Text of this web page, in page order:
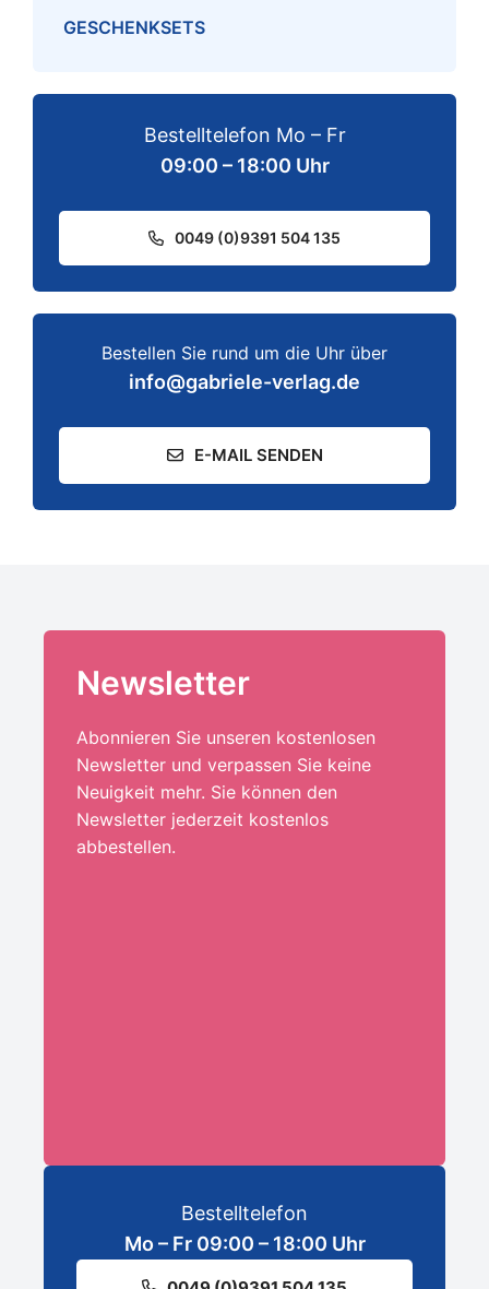
GESCHENKSETS
Bestelltelefon Mo – Fr
09:00 – 18:00 Uhr
0049 (0)9391 504 135
Bestellen Sie rund um die Uhr über
info@gabriele-verlag.de
E-MAIL SENDEN
Newsletter
Abonnieren Sie unseren kostenlosen
Newsletter und verpassen Sie keine
Neuigkeit mehr. Sie können den
Newsletter jederzeit kostenlos
abbestellen.
Bestelltelefon
Mo – Fr 09:00 – 18:00 Uhr